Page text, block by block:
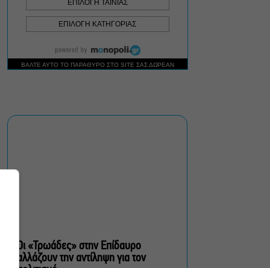
πολίτες β’ κατηγορίας,
σεζόν στο Θέατρο Τζένη
Καρέζη
Αττική, Στερεά Ελλάδα και
Οι «Τρωάδες» στην Επίδαυρο
αλλάζουν την αντίληψη για τον